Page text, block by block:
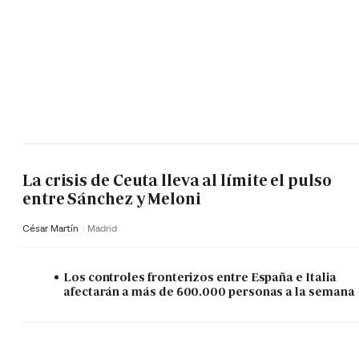
La crisis de Ceuta lleva al límite el pulso
entre Sánchez y Meloni
César Martín Madrid
Los controles fronterizos entre España e Italia
afectarán a más de 600.000 personas a la semana